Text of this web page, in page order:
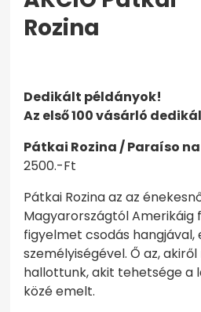
Rozina
Dedikált példányok!
Az első 100 vásárló
Pátkai Rozina / Paraíso
2500.-Ft
Pátkai Rozina az az
Magyarországtól Amerikáig
figyelmet csodás hangjával,
személyiségével. Ő az,
hallottunk, akit tehetsége a
közé emelt.